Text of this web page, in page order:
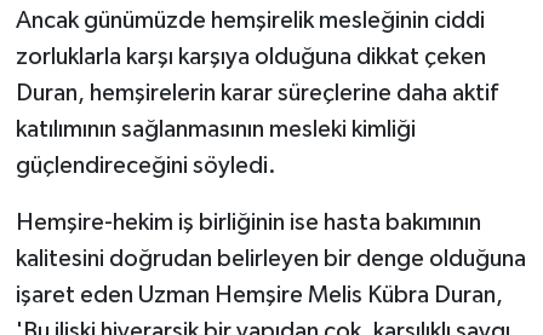
Ancak günümüzde hemşirelik mesleğinin ciddi
zorluklarla karşı karşıya olduğuna dikkat çeken
Duran, hemşirelerin karar süreçlerine daha aktif
katılımının sağlanmasının mesleki kimliği
güçlendireceğini söyledi.
Hemşire-hekim iş birliğinin ise hasta bakımının
kalitesini doğrudan belirleyen bir denge olduğuna
işaret eden Uzman Hemşire Melis Kübra Duran,